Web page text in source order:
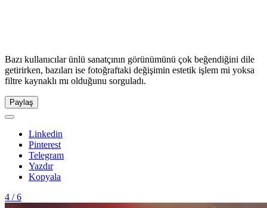
Bazı kullanıcılar ünlü sanatçının görünümünü çok beğendiğini dile
getirirken, bazıları ise fotoğraftaki değişimin estetik işlem mi yoksa
filtre kaynaklı mı olduğunu sorguladı.
Paylaş
Linkedin
Pinterest
Telegram
Yazdır
Kopyala
4 / 6